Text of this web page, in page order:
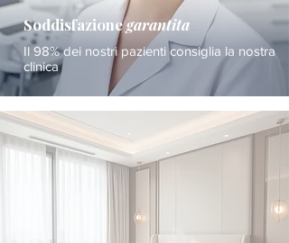
Soddisfazionegarantita
Il 98% dei nostri pazienti consiglia la nostra
clinica